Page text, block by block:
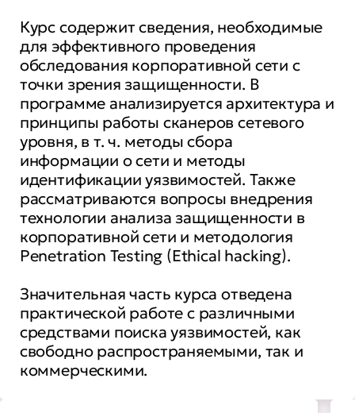
Курс содержит сведения, необходимые
для эффективного проведения
обследования корпоративной сети с
точки зрения защищенности. В
программе анализируется архитектура и
принципы работы сканеров сетевого
уровня, в т. ч. методы сбора
информации о сети и методы
идентификации уязвимостей. Также
рассматриваются вопросы внедрения
технологии анализа защищенности в
корпоративной сети и методология
Penetration Testing (Ethical hacking).
Значительная часть курса отведена
практической работе с различными
средствами поиска уязвимостей, как
свободно распространяемыми, так и
коммерческими.